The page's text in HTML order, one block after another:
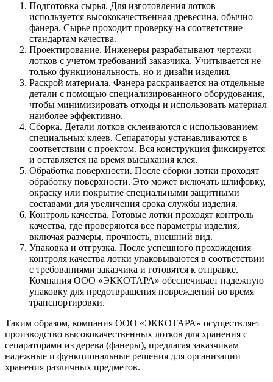
Подготовка сырья. Для изготовления лотков
используется высококачественная древесина, обычно
фанера. Сырье проходит проверку на соответствие
стандартам качества.
Проектирование. Инженеры разрабатывают чертежи
лотков с учетом требований заказчика. Учитывается не
только функциональность, но и дизайн изделия.
Раскрой материала. Фанера раскраивается на отдельные
детали с помощью специализированного оборудования,
чтобы минимизировать отходы и использовать материал
наиболее эффективно.
Сборка. Детали лотков склеиваются с использованием
специальных клеев. Сепараторы устанавливаются в
соответствии с проектом. Вся конструкция фиксируется
и оставляется на время высыхания клея.
Обработка поверхности. После сборки лотки проходят
обработку поверхности. Это может включать шлифовку,
окраску или покрытие специальными защитными
составами для увеличения срока службы изделия.
Контроль качества. Готовые лотки проходят контроль
качества, где проверяются все параметры изделия,
включая размеры, прочность, внешний вид.
Упаковка и отгрузка. После успешного прохождения
контроля качества лотки упаковываются в соответствии
с требованиями заказчика и готовятся к отправке.
Компания ООО «ЭККОТАРА» обеспечивает надежную
упаковку для предотвращения повреждений во время
транспортировки.
Таким образом, компания ООО «ЭККОТАРА» осуществляет
производство высококачественных лотков для хранения с
сепараторами из дерева (фанеры), предлагая заказчикам
надежные и функциональные решения для организации
хранения различных предметов.